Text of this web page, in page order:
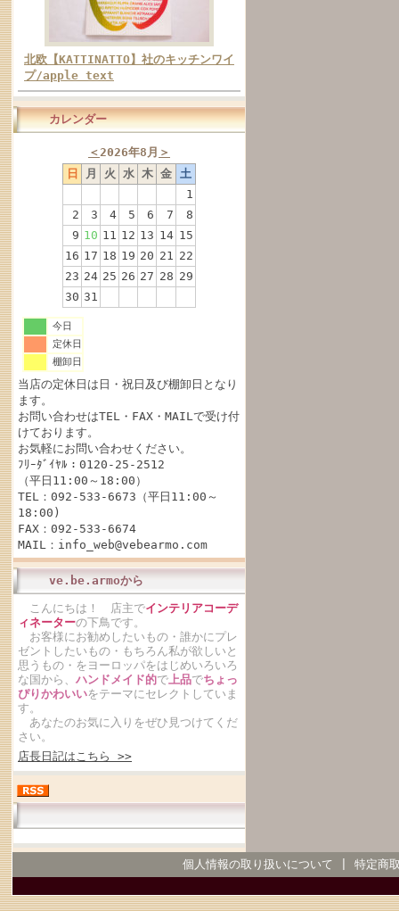
北欧【KATTINATTO】社のキッチンワイ
プ/apple text
カレンダー
＜2026年8月 ＞
日
月 火 水 木 金 土
1
2
3 4 5 6 7
8
9 10 11 12 13 14 15
16 17 18 19 20 21 22
23 24 25 26 27 28 29
30 31
今日
定休日
棚卸日
当店の定休日は日・祝日及び棚卸日となり
ます。
お問い合わせはTEL・FAX・MAILで受け付
けております。
お気軽にお問い合わせください。
ﾌﾘｰﾀﾞｲﾔﾙ：0120-25-2512
（平日11:00～18:00）
TEL：092-533-6673（平日11:00～
18:00)
FAX：092-533-6674
MAIL：info_web@vebearmo.com
ve.be.armoから
こんにちは！ 店主でインテリアコーデ
ィネーターの下鳥です。
お客様にお勧めしたいもの・誰かにプレ
ゼントしたいもの・もちろん私が欲しいと
思うもの・をヨーロッパをはじめいろいろ
な国から、 ハンドメイド的で上品でちょっ
ぴりかわいいをテーマにセレクトしていま
す。
あなたのお気に入りをぜひ見つけてくだ
さい。
店長日記はこちら >>
個人情報の取り扱いについて 特定商